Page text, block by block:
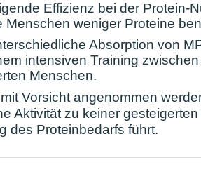
Effizienz bei der Protein-
Menschen weniger Proteine
Absorption von
intensiven Training
Menschen.
Vorsicht angenommen
Aktivität zu keiner
des Proteinbedarfs führt.